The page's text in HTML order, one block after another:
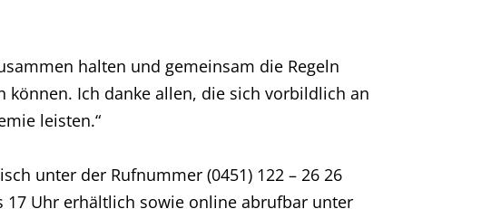
halten und gemeinsam die Regeln
können. Ich danke allen, die sich vorbildlich an
leisten.“
unter der Rufnummer (0451) 122 – 26 26
17 Uhr erhältlich sowie online abrufbar unter